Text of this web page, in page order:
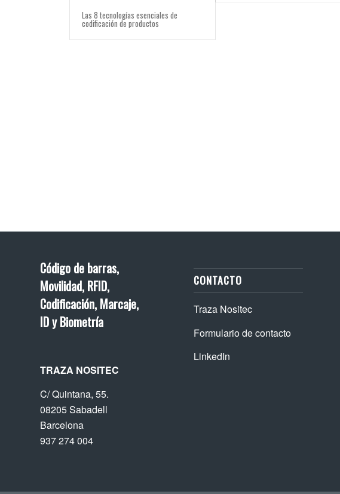
Las 8 tecnologías esenciales de
codificación de productos
Código de barras,
Movilidad, RFID,
Codificación, Marcaje,
ID y Biometría
TRAZA NOSITEC
C/ Quintana, 55.
08205 Sabadell
Barcelona
937 274 004
CONTACTO
Traza Nositec
Formulario de contacto
LinkedIn